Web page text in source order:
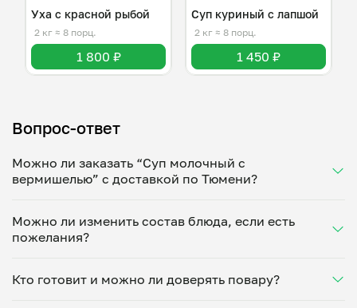
Уха с красной рыбой
2 кг ≈ 8 порц.
1 800 ₽
Суп куриный с лапшой
2 кг ≈ 8 порц.
1 450 ₽
Вопрос-ответ
Можно ли заказать “Суп молочный с
вермишелью” с доставкой по Тюмени?
Укажите удобное время — и получите свежее
домашнее блюдо в большой порции прямо с плиты.
минут. Статус заказа отслеживайте в личном
кабинете, а с поваром можно связаться напрямую в
Можно ли изменить состав блюда, если есть
пожелания?
ваши предпочтения: уберет специи, снизит
Кто готовит и можно ли доверять повару?